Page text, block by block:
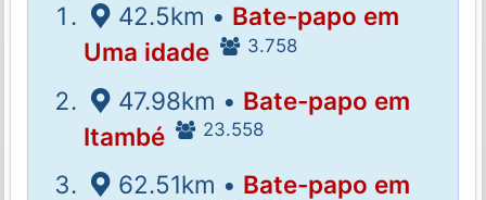
42.5km • Bate-papo em
Uma idade
3.758
47.98km • Bate-papo em
Itambé
23.558
62.51km • Bate-papo em